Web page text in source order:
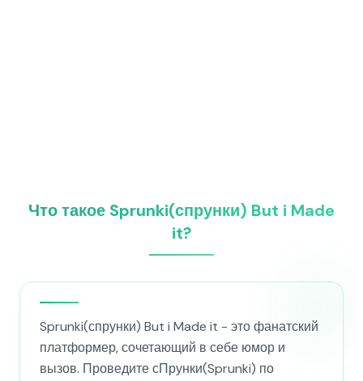
Что такое Sprunki(спрунки) But i Made
it?
Sprunki(спрунки) But i Made it - это фанатский
платформер, сочетающий в себе юмор и
вызов. Проведите сПрунки(Sprunki) по